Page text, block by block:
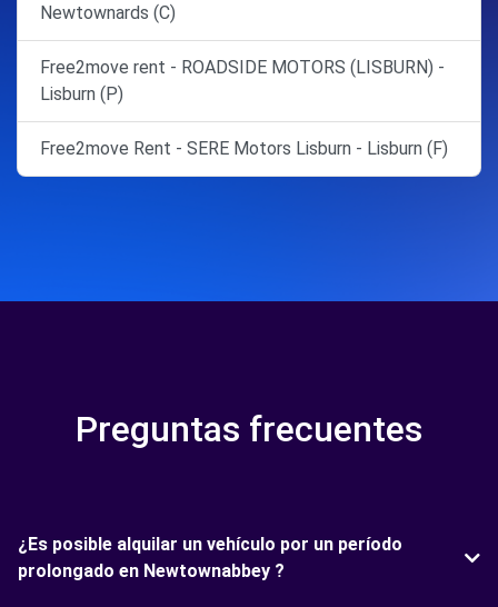
Newtownards (C)
Free2move rent - ROADSIDE MOTORS (LISBURN) -
Lisburn (P)
Free2move Rent - SERE Motors Lisburn - Lisburn (F)
Preguntas frecuentes
¿Es posible alquilar un vehículo por un período
prolongado en Newtownabbey ?